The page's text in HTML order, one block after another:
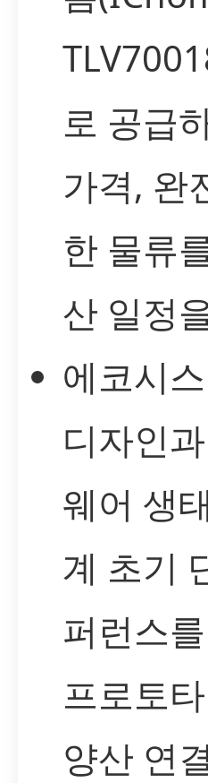
로 공급
가격, 완
한 물류
산 일정
에코시
디자인
웨어 생
계 초기
퍼런스
프로토
양산 연